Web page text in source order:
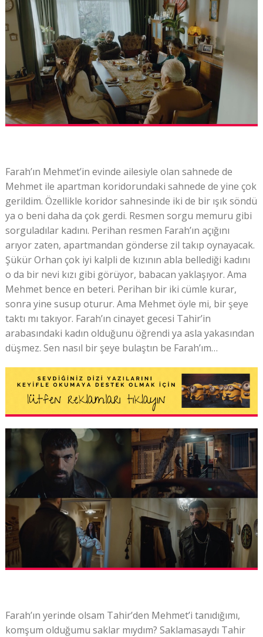
Farah’ın Mehmet’in evinde ailesiyle olan sahnede de
Mehmet ile apartman koridorundaki sahnede de yine çok
gerildim. Özellikle koridor sahnesinde iki de bir ışık söndü
ya o beni daha da çok gerdi. Resmen sorgu memuru gibi
sorguladılar kadını. Perihan resmen Farah’ın açığını
arıyor zaten, apartmandan gönderse zil takıp oynayacak.
Şükür Orhan çok iyi kalpli de kızının abla bellediği kadını
o da bir nevi kızı gibi görüyor, babacan yaklaşıyor. Ama
Mehmet bence en beteri. Perihan bir iki cümle kurar,
sonra yine susup oturur. Ama Mehmet öyle mi, bir şeye
taktı mı takıyor. Farah’ın cinayet gecesi Tahir’in
arabasındaki kadın olduğunu öğrendi ya asla yakasından
düşmez. Sen nasıl bir şeye bulaştın be Farah’ım…
Farah’ın yerinde olsam Tahir’den Mehmet’i tanıdığımı,
komşum olduğumu saklar mıydım? Saklamasaydı Tahir